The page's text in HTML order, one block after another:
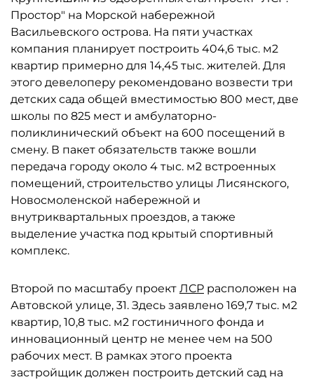
Простор" на Морской набережной
Васильевского острова. На пяти участках
компания планирует построить 404,6 тыс. м2
квартир примерно для 14,45 тыс. жителей. Для
этого девелоперу рекомендовано возвести три
детских сада общей вместимостью 800 мест, две
школы по 825 мест и амбулаторно-
поликлинический объект на 600 посещений в
смену. В пакет обязательств также вошли
передача городу около 4 тыс. м2 встроенных
помещений, строительство улицы Лисянского,
Новосмоленской набережной и
внутриквартальных проездов, а также
выделение участка под крытый спортивный
комплекс.
Второй по масштабу проект ЛСР расположен на
Автовской улице, 31. Здесь заявлено 169,7 тыс. м2
квартир, 10,8 тыс. м2 гостиничного фонда и
инновационный центр не менее чем на 500
рабочих мест. В рамках этого проекта
застройщик должен построить детский сад на